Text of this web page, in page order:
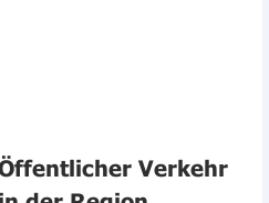
Verkehr